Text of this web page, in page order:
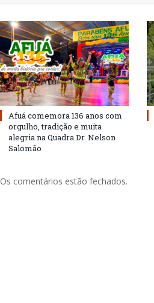
Afuá comemora 136 anos com
orgulho, tradição e muita
alegria na Quadra Dr. Nelson
Salomão
Os comentários estão fechados.